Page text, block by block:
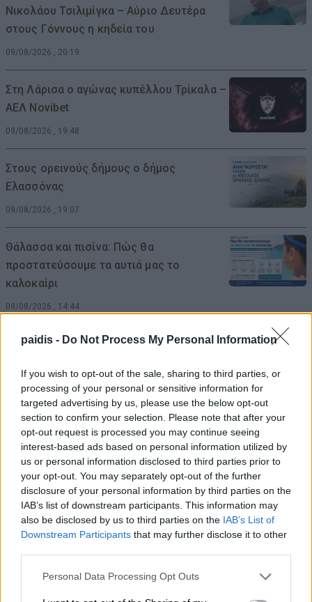
paidis - Do Not Process My Personal Information
If you wish to opt-out of the sale, sharing to third parties, or
processing of your personal or sensitive information for
targeted advertising by us, please use the below opt-out
section to confirm your selection. Please note that after your
opt-out request is processed you may continue seeing
interest-based ads based on personal information utilized by
us or personal information disclosed to third parties prior to
your opt-out. You may separately opt-out of the further
disclosure of your personal information by third parties on the
IAB’s list of downstream participants. This information may
also be disclosed by us to third parties on the IAB’s List of
Downstream Participants that may further disclose it to other
Personal Data Processing Opt Outs
Νικολάου Τσιλιμίγκα – Αύριο Δευτέρα
στους Γόννους η κηδεία του
09/08/2026 , 20:19
Στη Λάρισα ο αγώνας κυπέλλου Τρίκαλα –
ΑΕΛ Novibet
09/08/2026 , 19:48
Στους ορεινούς δήμους ο δήμος
Ελασσόνας
09/08/2026 , 19:07
Θάλασσα και πισίνα: Πώς θα
προστατεύσουμε τα αυτιά μας το
καλοκαίρι
09/08/2026 , 14:44
Πλαταμώνας: Ανησυχία κατοίκων και
ύδρευσης
09/08/2026 , 14:38
Ερυθρός Σταυρός: Ασθενής ξυλοκόπησε
νοσηλεύτρια, χτύπησε το κεφάλι της σε
πόρτα – Η καταγγελία της ΠΟΕΔΗΝ
09/08/2026 , 14:22
Drones πάνω από γερμανική στρατιωτική
βάση με υπόγεια αποθήκη και
εγκαταστάσεις Patriot
09/08/2026 , 11:19